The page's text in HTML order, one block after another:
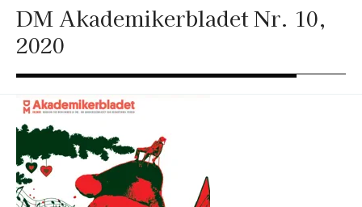
DM Akademikerbladet Nr. 10,
2020